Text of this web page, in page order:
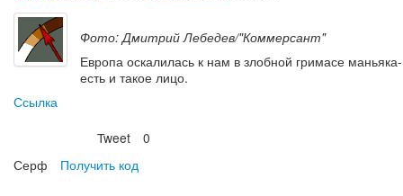
Фото: Дмитрий Лебедев/"Коммерсант"
Европа оскалилась к нам в злобной гримасе
есть и такое лицо.
Ссылка
Tweet
0
Серф
Получить код